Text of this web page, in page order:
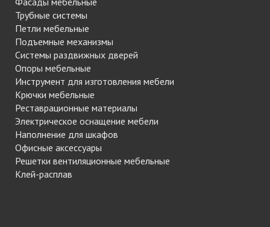
Трубные системы
Петли мебельные
Подъемные механизмы
Системы раздвижных дверей
Опоры мебельные
Инструмент для изготовления мебели
Крючки мебельные
Реставрационные материалы
Электрическое оснащение мебели
Наполнение для шкафов
Офисные аксессуары
Решетки вентиляционные мебельные
Клей-расплав